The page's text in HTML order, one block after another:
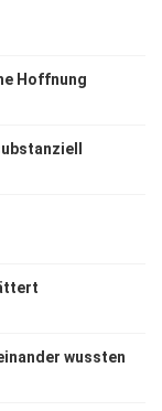
Hoffnung
wussten